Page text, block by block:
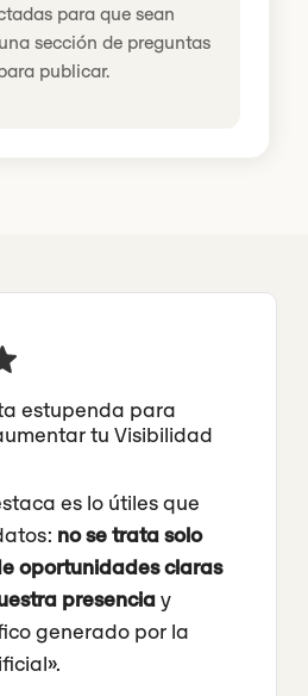
para que sean
sección de preguntas
publicar.
estupenda para
tu Visibilidad
es lo útiles que
no se trata solo
oportunidades claras
presenciay
generado por la